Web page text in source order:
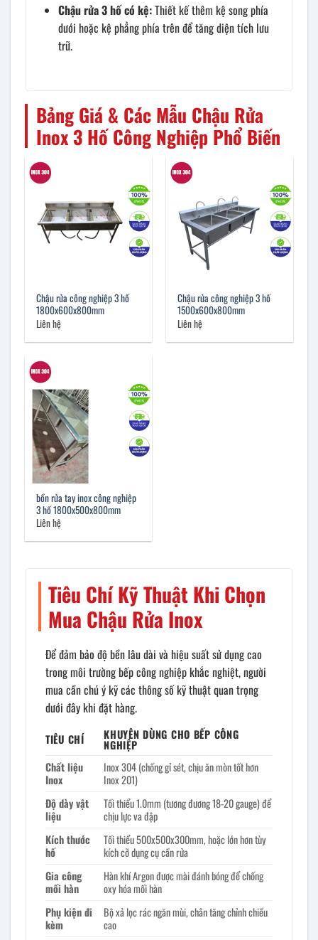
Chậu rửa 3 hố có kệ:Thiết kế thêm kệ song phía
dưới hoặc kệ phẳng phía trên để tăng diện tích lưu
trữ.
Bảng Giá & Các Mẫu Chậu Rửa
Inox 3 Hố Công Nghiệp Phổ Biến
Chậu rửa công nghiệp 3 hố
1800x600x800mm
Liên hệ
Chậu rửa công nghiệp 3 hố
1500x600x800mm
Liên hệ
bồn rửa tay inox công nghiệp
3 hố 1800x500x800mm
Liên hệ
Tiêu Chí Kỹ Thuật Khi Chọn
Mua Chậu Rửa Inox
Để đảm bảo độ bền lâu dài và hiệu suất sử dụng cao
trong môi trường bếp công nghiệp khắc nghiệt, người
mua cần chú ý kỹ các thông số kỹ thuật quan trọng
dưới đây khi đặt hàng.
TIÊU CHÍ KHUYÊN DÙNG CHO BẾP CÔNG
NGHIỆP
Chất liệu
Inox
Inox 304 (chống gỉ sét, chịu ăn mòn tốt hơn
Inox 201)
Độ dày vật
liệu
Tối thiểu 1.0mm (tương đương 18-20 gauge) để
chịu lực va đập
Kích thước
hố
Tối thiểu 500x500x300mm, hoặc lớn hơn tùy
kích cỡ dụng cụ cần rửa
Gia công
mối hàn
Hàn khí Argon được mài đánh bóng để chống
oxy hóa mối hàn
Phụ kiện đi
kèm
Bộ xả lọc rác ngăn mùi, chân tăng chỉnh chiều
cao